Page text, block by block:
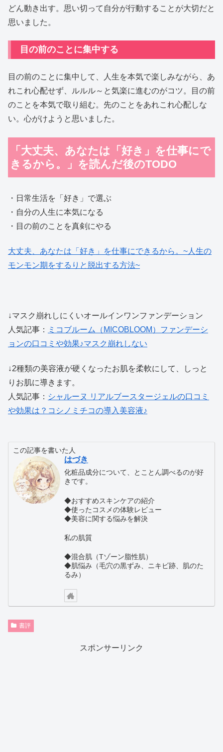
どん動き出す。思い切って自分が行動することが大切だと
思いました。
目の前のことに集中する
目の前のことに集中して、人生を本気で楽しみながら、あ
れこれ心配せず、ルルル～と気楽に進むのがコツ。目の前
のことを本気で取り組む。先のことをあれこれ心配しな
い。心がけようと思いました。
「大丈夫、あなたは「好き」を仕事にで
きるから。」を読んだ後のTODO
・日常生活を「好き」で選ぶ
・自分の人生に本気になる
・目の前のことを真剣にやる
大丈夫、あなたは「好き」を仕事にできるから。~人生の
モンモン期をするりと脱出する方法~
↓マスク崩れしにくいオールインワンファンデーション
人気記事：
ミコブルーム（MICOBLOOM）ファンデーシ
ョンの口コミや効果♪マスク崩れしない
↓2種類の美容液が硬くなったお肌を柔軟にして、しっと
りお肌に導きます。
人気記事： シャルーヌ リアルブースタージェルの口コミ
や効果は？コシノミチコの導入美容液♪
この記事を書いた人
はづき
化粧品成分について、とことん調べるのが好
きです。
◆おすすめスキンケアの紹介
◆使ったコスメの体験レビュー
◆美容に関する悩みを解決
私の肌質
◆混合肌（Tゾーン脂性肌）
◆肌悩み（毛穴の黒ずみ、ニキビ跡、肌のた
るみ）
書評
スポンサーリンク